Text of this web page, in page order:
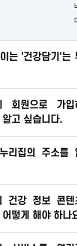
는 '건강담기'는
회원으로 가입
고 싶습니다.
리집의 주소를
건강 정보 콘텐
떻게 해야 하나